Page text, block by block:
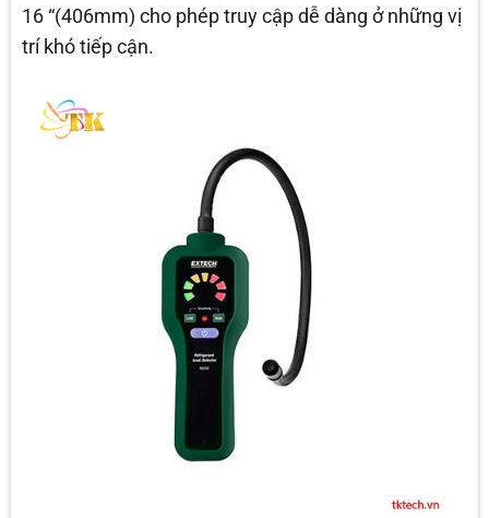
16 “(406mm) cho phép truy cập dễ dàng ở những vị
trí khó tiếp cận.